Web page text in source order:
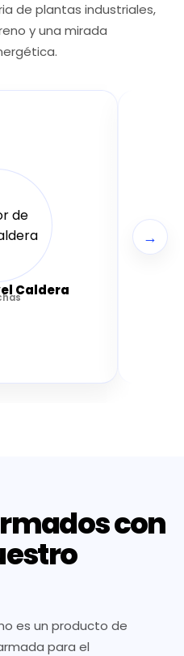
de plantas industriales,
y una mirada
Caldera
→
con
es un producto de
para el